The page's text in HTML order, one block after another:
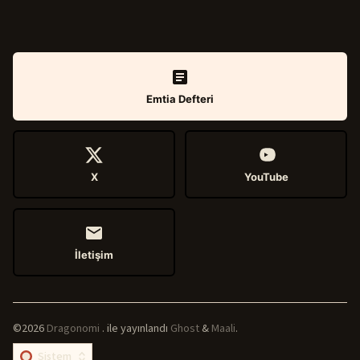
Emtia Defteri
X YouTube
İletişim
©2026Dragonomi .ile yayınlandı Ghost&Maali.